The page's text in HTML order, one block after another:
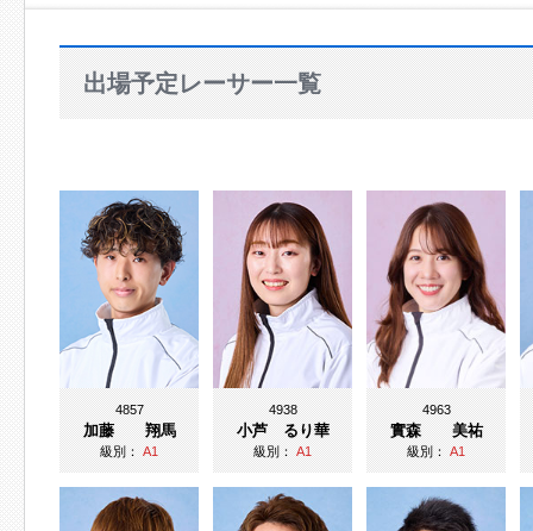
出場予定レーサー一覧
4857
加藤 翔馬
級別：A1
4938
小芦 るり華
級別：A1
4963
實森 美祐
級別：A1